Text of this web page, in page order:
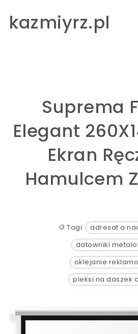
kazmiyrz.pl
Suprema
Elegant
Ekran
Hamulcem
Tagi: adresat a
datowniki
oklejanie
pleksi na daszek